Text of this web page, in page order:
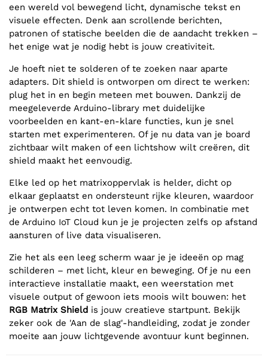
een wereld vol bewegend licht, dynamische tekst en
visuele effecten. Denk aan scrollende berichten,
patronen of statische beelden die de aandacht trekken –
het enige wat je nodig hebt is jouw creativiteit.
Je hoeft niet te solderen of te zoeken naar aparte
adapters. Dit shield is ontworpen om direct te werken:
plug het in en begin meteen met bouwen. Dankzij de
meegeleverde Arduino-library met duidelijke
voorbeelden en kant-en-klare functies, kun je snel
starten met experimenteren. Of je nu data van je board
zichtbaar wilt maken of een lichtshow wilt creëren, dit
shield maakt het eenvoudig.
Elke led op het matrixoppervlak is helder, dicht op
elkaar geplaatst en ondersteunt rijke kleuren, waardoor
je ontwerpen echt tot leven komen. In combinatie met
de Arduino IoT Cloud kun je je projecten zelfs op afstand
aansturen of live data visualiseren.
Zie het als een leeg scherm waar je je ideeën op mag
schilderen – met licht, kleur en beweging. Of je nu een
interactieve installatie maakt, een weerstation met
visuele output of gewoon iets moois wilt bouwen: het
RGB Matrix Shield is jouw creatieve startpunt. Bekijk
zeker ook de 'Aan de slag'-handleiding, zodat je zonder
moeite aan jouw lichtgevende avontuur kunt beginnen.